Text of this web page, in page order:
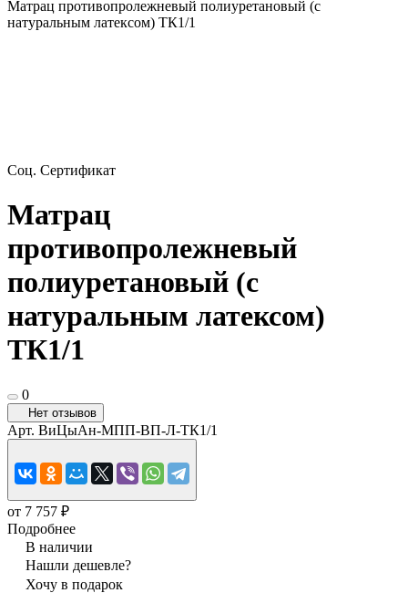
Матрац противопролежневый полиуретановый (с
натуральным латексом) ТК1/1
Соц. Сертификат
Матрац
противопролежневый
полиуретановый (с
натуральным латексом)
ТК1/1
0
Нет отзывов
Арт. ВиЦыАн-МПП-ВП-Л-ТК1/1
от 7 757 ₽
Подробнее
В наличии
Нашли дешевле?
Хочу в подарок